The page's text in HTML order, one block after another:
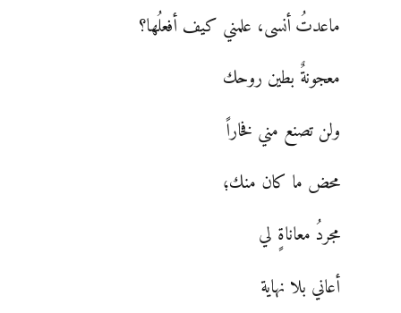
ماعدتُ أنسى، علمني كيف أفعلُها؟
معجونةٌ بطين روحك
ولن تصنع مني فخاراً
محض ما كان منك؛
مجردُ معاناةٍ لي
أعاني بلا نهاية